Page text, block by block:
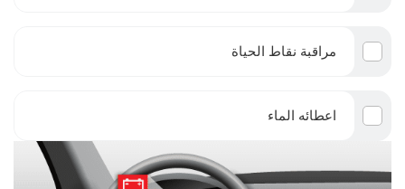
مراقبة نقاط الحياة
اعطائه الماء